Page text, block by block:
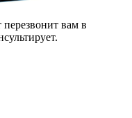
вам в